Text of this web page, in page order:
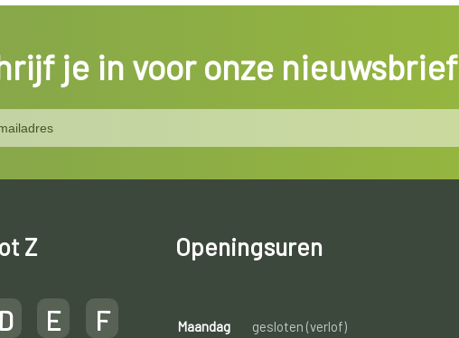
je in voor onze nieuwsbrief
Z
D E
F
Openingsuren
Maandag
gesloten (verlof)